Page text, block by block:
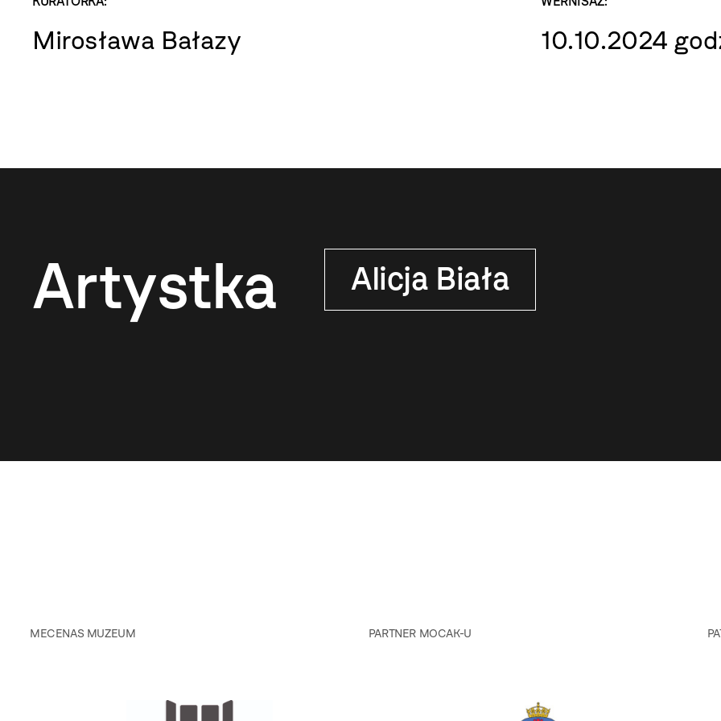
Mirosława Bałazy 10.10.2024
Artystka Alicja Biała
MECENAS MUZEUM PARTNER MOCAK-U